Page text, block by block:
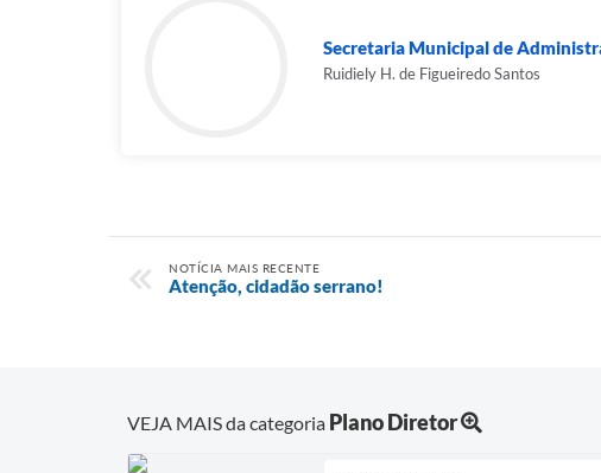
Secretaria Municipal de
Ruidiely H. de Figueiredo Santos
NOTÍCIA MAIS RECENTE
Atenção, cidadão serrano!
VEJA MAIS da categoria Plano Diretor